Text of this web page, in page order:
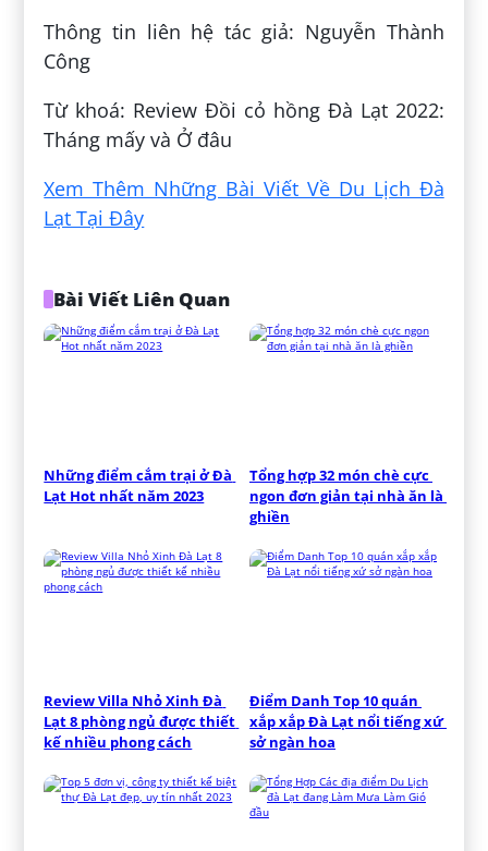
Thông tin liên hệ tác giả: Nguyễn Thành
Công
Từ khoá: Review Đồi cỏ hồng Đà Lạt 2022:
Tháng mấy và Ở đâu
Xem Thêm Những Bài Viết Về Du Lịch Đà
Lạt Tại Đây
Bài Viết Liên Quan
Những điểm cắm trại ở Đà
Lạt Hot nhất năm 2023
Tổng hợp 32 món chè cực
ngon đơn giản tại nhà ăn là
ghiền
Review Villa Nhỏ Xinh Đà
Lạt 8 phòng ngủ được thiết
kế nhiều phong cách
Điểm Danh Top 10 quán
xắp xắp Đà Lạt nổi tiếng xứ
sở ngàn hoa